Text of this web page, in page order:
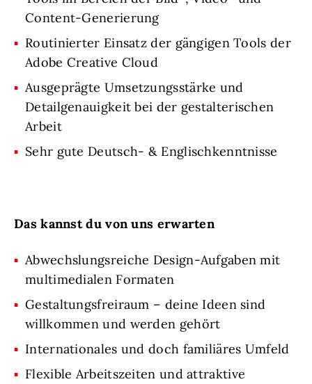
Content-Generierung
Routinierter Einsatz der gängigen Tools der
Adobe Creative Cloud
Ausgeprägte Umsetzungsstärke und
Detailgenauigkeit bei der gestalterischen
Arbeit
Sehr gute Deutsch- & Englischkenntnisse
Das kannst du von uns erwarten
Abwechslungsreiche Design-Aufgaben mit
multimedialen Formaten
Gestaltungsfreiraum – deine Ideen sind
willkommen und werden gehört
Internationales und doch familiäres Umfeld
Flexible Arbeitszeiten und attraktive